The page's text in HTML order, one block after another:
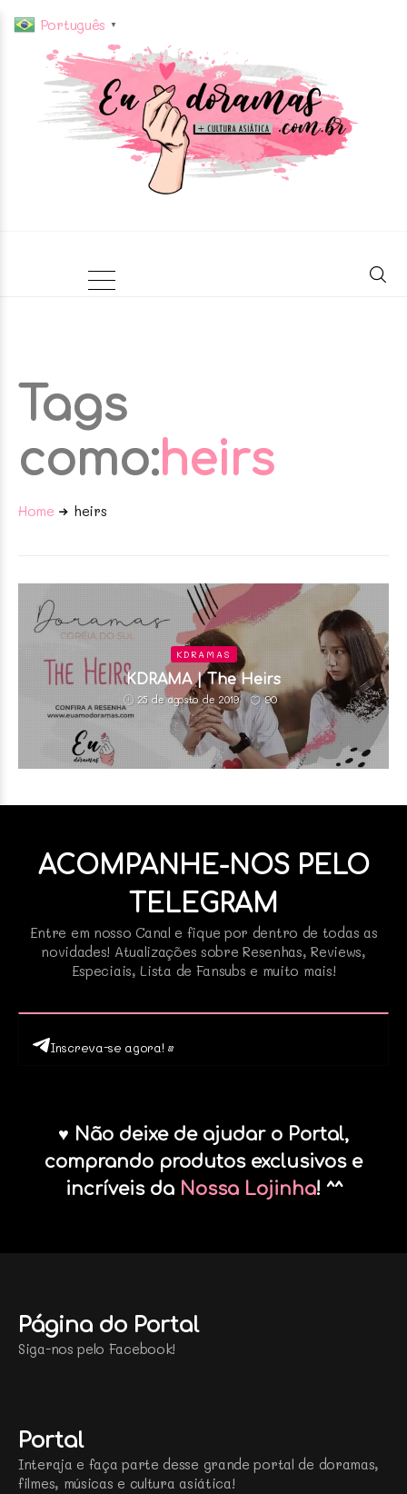
Tags
como:heirs
Home heirs
KDRAMAS
KDRAMA | The Heirs
25 de agosto de 2019 90
ACOMPANHE-NOS PELO
TELEGRAM
Entre em nosso Canal e fique por dentro de todas as
novidades! Atualizações sobre Resenhas, Reviews,
Especiais, Lista de Fansubs e muito mais!
Inscreva-se agora! •
♥ Não deixe de ajudar o Portal,
comprando produtos exclusivos e
incríveis da Nossa Lojinha! ^^
Página do Portal
Siga-nos pelo Facebook!
Portal
Interaja e faça parte desse grande portal de doramas,
filmes, músicas e cultura asiática!
Português ▼